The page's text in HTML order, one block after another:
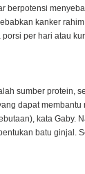
berpotensi
kanker
per hari atau
sumber protein,
dapat
kata Gaby.
batu ginjal.